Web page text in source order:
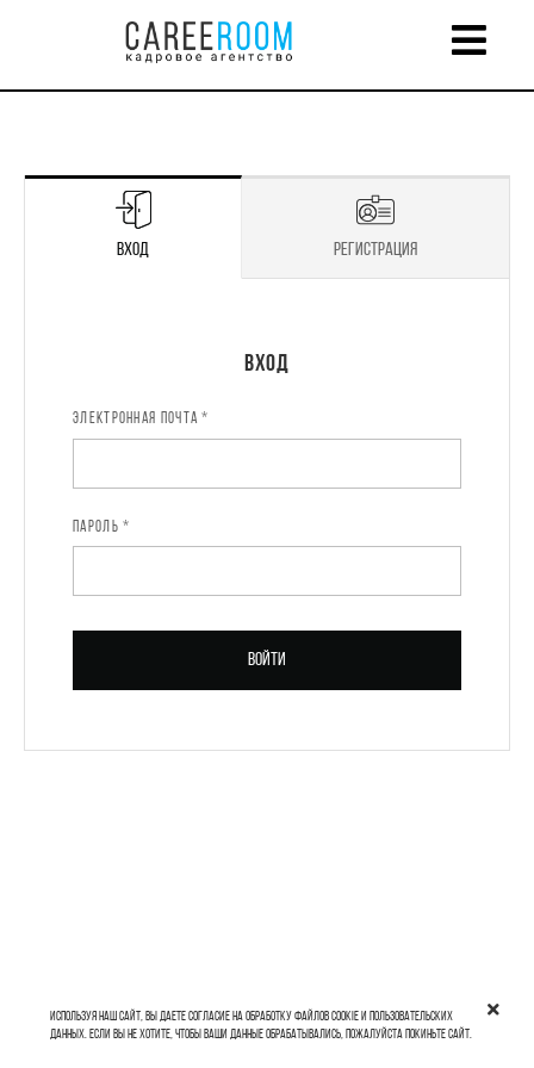
Вход Регистрация
Вход
ЭЛЕКТРОННАЯ ПОЧТА *
ПАРОЛЬ *
Войти
Регистрация
ИМЯ *
ЭЛЕКТРОННАЯ ПОЧТА *
ПАРОЛЬ *
Используя наш сайт, вы даете согласие на обработку файлов cookie и пользовательских
данных. Если вы не хотите, чтобы ваши данные обрабатывались, пожалуйста покиньте сайт.